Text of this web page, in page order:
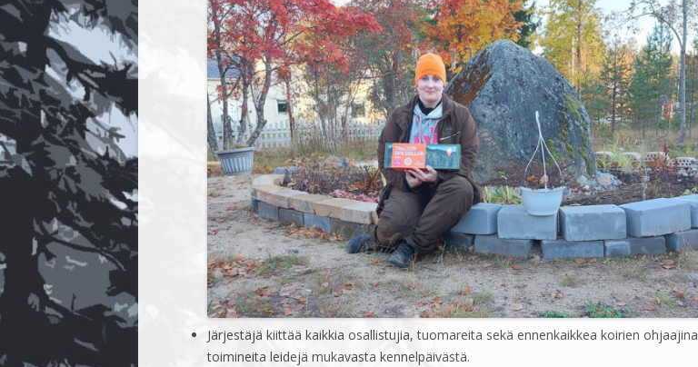
Järjestäjä kiittää kaikkia osallistujia, tuomareita sekä ennenkaikkea koirien ohjaajina
toimineita leidejä mukavasta kennelpäivästä.